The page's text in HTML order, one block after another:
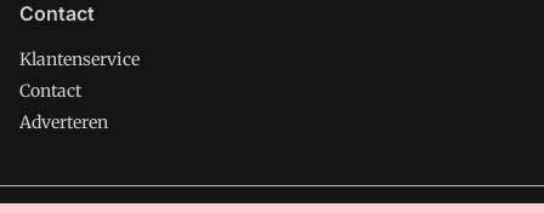
Contact
Klantenservice
Contact
Adverteren